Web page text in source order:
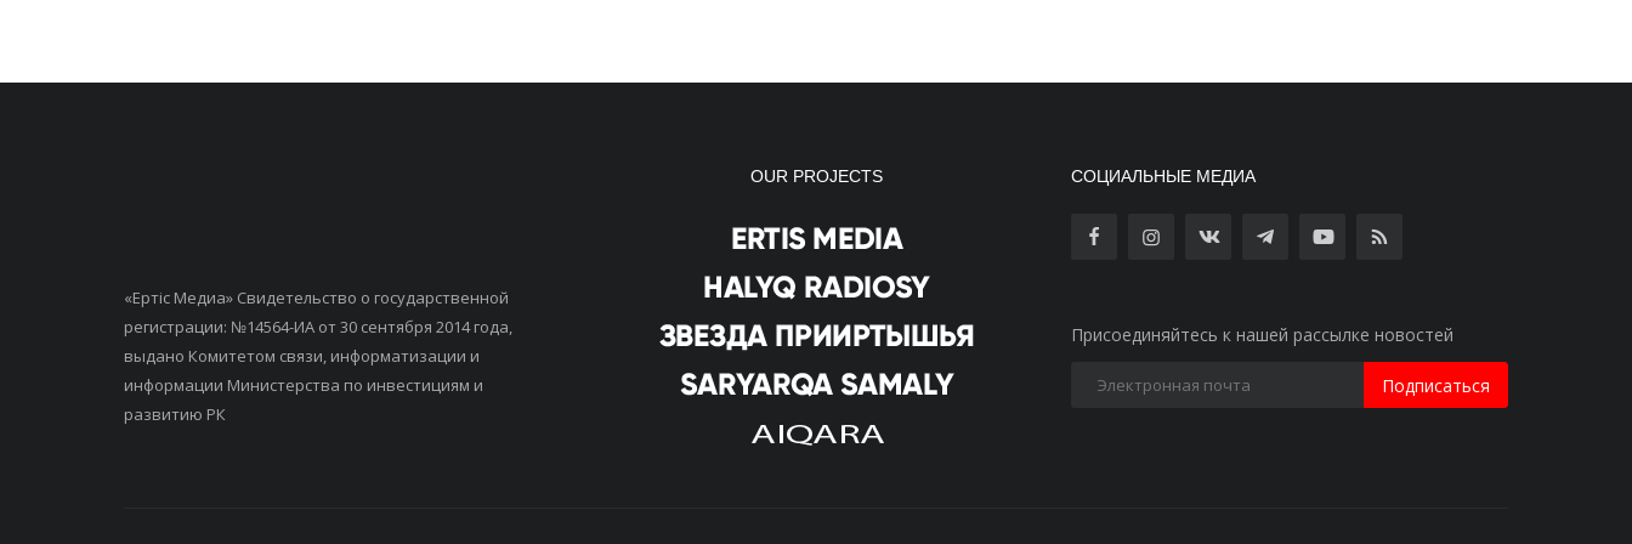
«Ертiс Медиа» Свидетельство о государственной
регистрации: №14564-ИА от 30 сентября 2014 года,
выдано Комитетом связи, информатизации и
информации Министерства по инвестициям и
развитию РК
OUR PROJECTS СОЦИАЛЬНЫЕ МЕДИА
Присоединяйтесь к нашей рассылке новостей
Подписаться